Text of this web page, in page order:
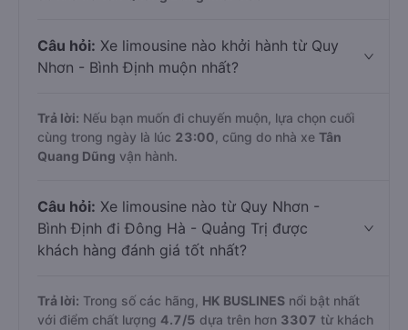
Câu hỏi: Xe limousine nào khởi hành từ Quy
Nhơn - Bình Định muộn nhất?
Trả lời: Nếu bạn muốn đi chuyến muộn, lựa chọn cuối
cùng trong ngày là lúc 23:00 , cũng do nhà xe Tân
Quang Dũng vận hành.
Câu hỏi: Xe limousine nào từ Quy Nhơn -
Bình Định đi Đông Hà - Quảng Trị được
khách hàng đánh giá tốt nhất?
Trả lời: Trong số các hãng, HK BUSLINES nổi bật nhất
với điểm chất lượng 4.7/5 dựa trên hơn 3307 từ khách